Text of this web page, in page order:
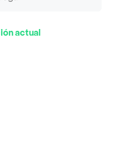
AppGallery
actual